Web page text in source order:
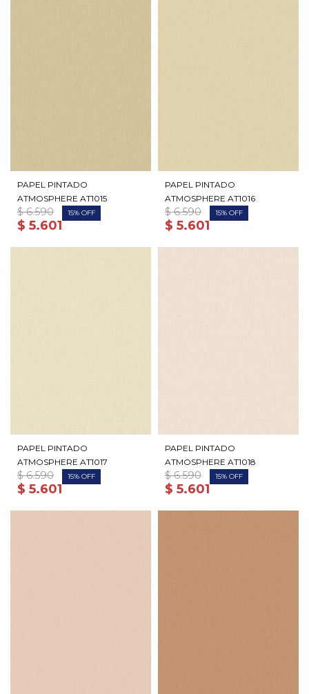
PAPEL PINTADO
ATMOSPHERE AT1015
$ 5.601
$ 6.590 15
PAPEL PINTADO
ATMOSPHERE AT1016
$ 5.601
$ 6.590 15
PAPEL PINTADO
ATMOSPHERE AT1017
$ 5.601
$ 6.590 15
PAPEL PINTADO
ATMOSPHERE AT1018
$ 5.601
$ 6.590 15